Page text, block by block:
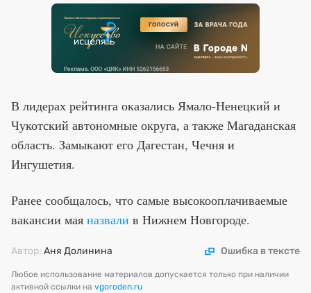
В лидерах рейтинга оказались Ямало-Ненецкий и
Чукотский автономные округа, а также Магаданская
область. Замыкают его Дагестан, Чечня и
Ингушетия.
Ранее сообщалось, что самые высокооплачиваемые
вакансии мая назвали в Нижнем Новгороде.
Автор: Аня Долинина Ошибка в тексте
Любое использование материалов допускается только при наличии
активной ссылки на vgoroden.ru